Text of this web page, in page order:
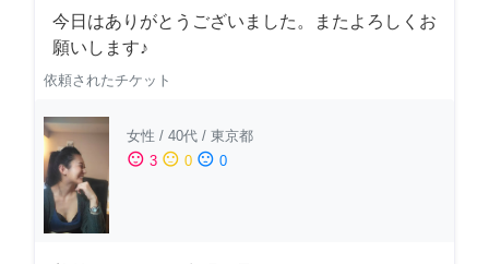
今日はありがとうございました。またよろしくお
願いします♪
依頼されたチケット
女性 / 40代 / 東京都
sentiment_satisfied 3 sentiment_neutral 0 sentiment_dissatisfied 0